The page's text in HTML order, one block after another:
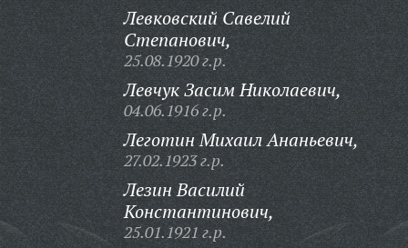
Левковский Савелий
Степанович,
25.08.1920 г.р.
Левчук Засим Николаевич,
04.06.1916 г.р.
Леготин Михаил Ананьевич,
27.02.1923 г.р.
Лезин Василий
Константинович,
25.01.1921 г.р.